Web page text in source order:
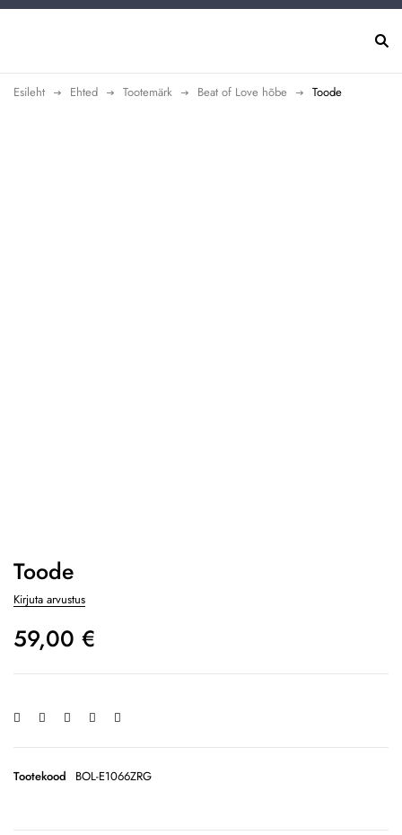
Esileht Ehted Tootemärk Beat of Love hõbe Toode
Toode
Kirjuta arvustus
59,00 €
Tootekood BOL-E1066ZRG